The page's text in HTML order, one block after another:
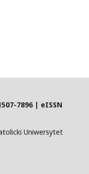
7896 | eISSN
Uniwersytet